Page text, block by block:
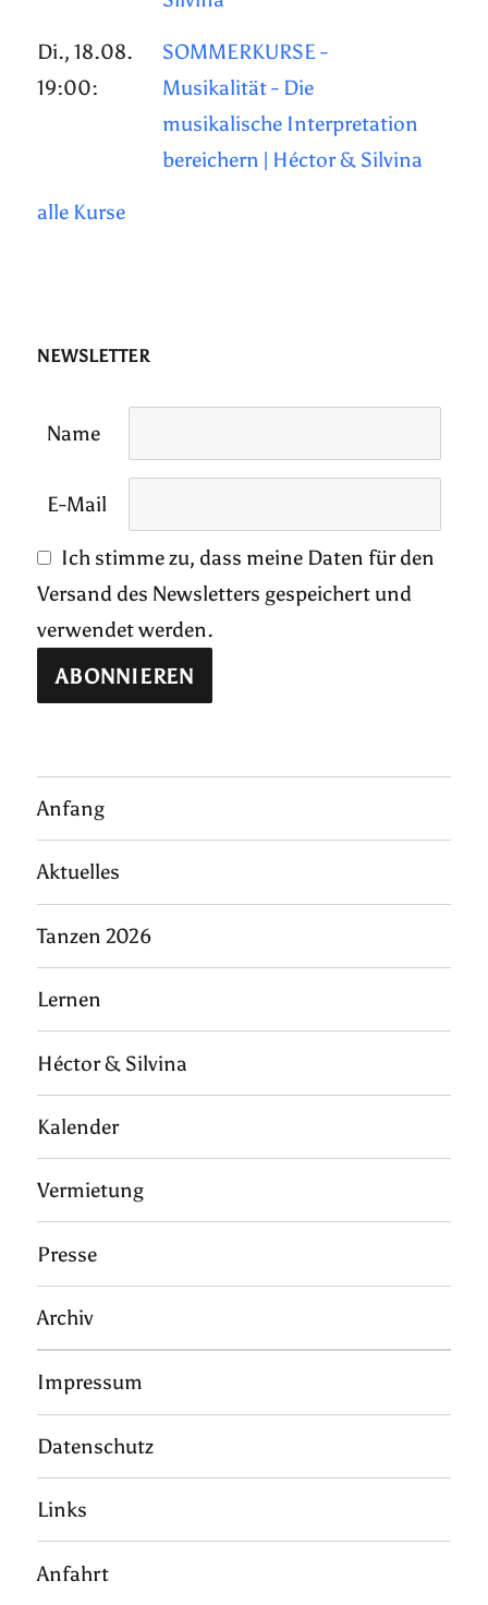
Di., 18.08.
19:00:
SOMMERKURSE -
Musikalität - Die
musikalische Interpretation
bereichern | Héctor & Silvina
alle Kurse
NEWSLETTER
Name
E-Mail
Ich stimme zu, dass meine Daten für den
Versand des Newsletters gespeichert und
verwendet werden.
Anfang
Aktuelles
Tanzen 2026
Lernen
Héctor & Silvina
Kalender
Vermietung
Presse
Archiv
Impressum
Datenschutz
Links
Anfahrt